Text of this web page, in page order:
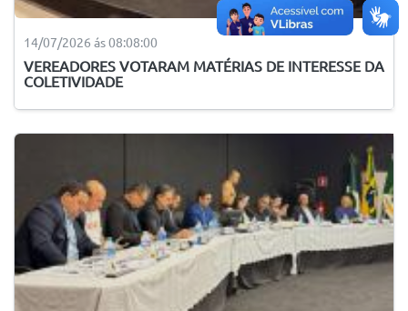
14/07/2026 ás 08:08:00
VEREADORES VOTARAM MATÉRIAS DE INTERESSE DA
COLETIVIDADE